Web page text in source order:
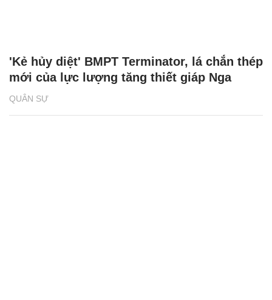
QUÂN SỰ
'Kẻ hủy diệt' BMPT Terminator, lá chắn thép
mới của lực lượng tăng thiết giáp Nga